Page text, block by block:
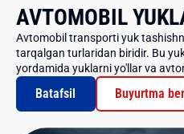
AVTOMOBIL
Avtomobil transporti yuk
tarqalgan turlaridan biridir. Bu
yordamida yuklarni yo'llar va
Batafsil Buyurtma